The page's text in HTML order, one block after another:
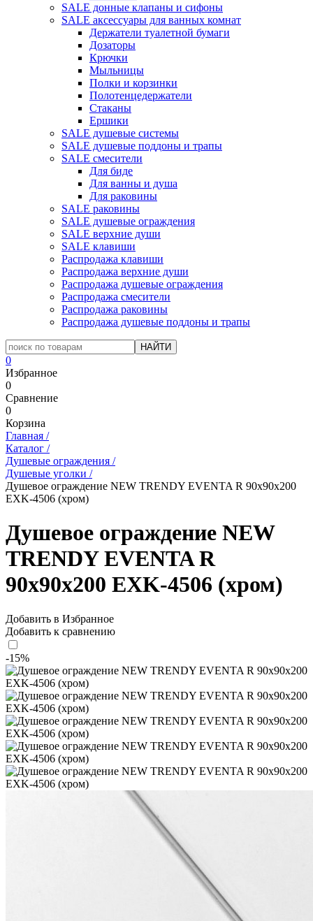
SALE донные клапаны и сифоны
SALE аксессуары для ванных комнат
Держатели туалетной бумаги
Дозаторы
Крючки
Мыльницы
Полки и корзинки
Полотенцедержатели
Стаканы
Ершики
SALE душевые системы
SALE душевые поддоны и трапы
SALE смесители
Для биде
Для ванны и душа
Для раковины
SALE раковины
SALE душевые ограждения
SALE верхние души
SALE клавиши
Распродажа клавиши
Распродажа верхние души
Распродажа душевые ограждения
Распродажа смесители
Распродажа раковины
Распродажа душевые поддоны и трапы
0
Избранное
0
Сравнение
0
Корзина
Главная /
Каталог /
Душевые ограждения /
Душевые уголки /
Душевое ограждение NEW TRENDY EVENTA R 90x90x200
EXK-4506 (хром)
Душевое ограждение NEW
TRENDY EVENTA R
90x90x200 EXK-4506 (хром)
Добавить в Избранное
Добавить к сравнению
-15%